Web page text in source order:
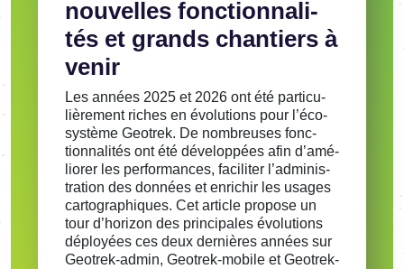
nouvelles fonc­tion­na­li­
tés et grands chan­tiers à
venir
Les années 2025 et 2026 ont été parti­cu­
liè­re­ment riches en évolu­tions pour l’éco­
sys­tème Geotrek. De nombreuses fonc­
tion­na­li­tés ont été déve­lop­pées afin d’amé­
lio­rer les perfor­mances, faci­li­ter l’ad­mi­nis­
tra­tion des données et enri­chir les usages
carto­gra­phiques. Cet article propose un
tour d’ho­ri­zon des prin­ci­pales évolu­tions
déployées ces deux dernières années sur
Geotrek-admin, Geotrek-mobile et Geotrek-